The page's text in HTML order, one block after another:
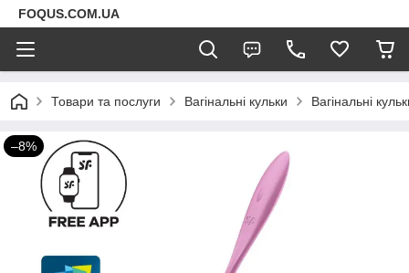
FOQUS.COM.UA
Товари та послуги Вагінальні кульки Вагінальні
–8%